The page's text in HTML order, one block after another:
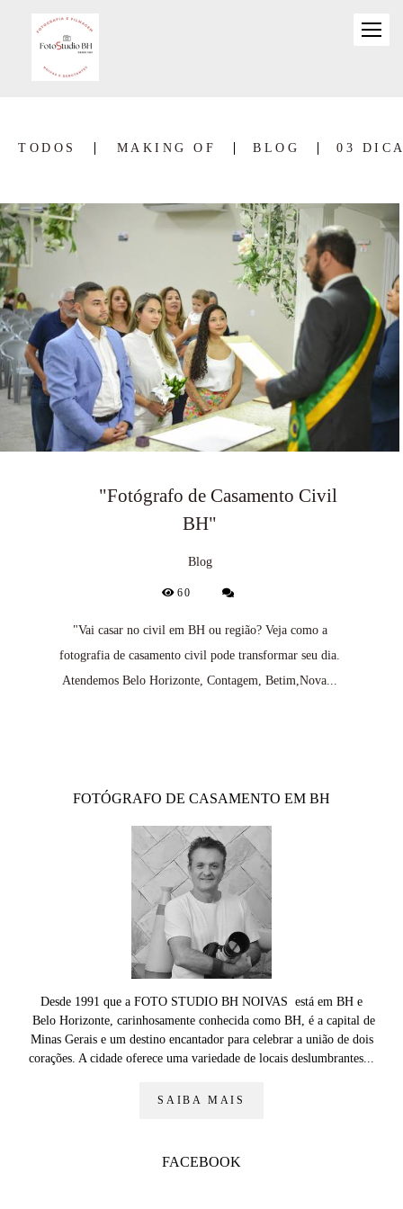
TODOS MAKING OF BLOG 03
"Fotógrafo de Casamento Civil
BH"
Blog
60
"Vai casar no civil em BH ou região? Veja como a
fotografia de casamento civil pode transformar seu dia.
Atendemos Belo Horizonte, Contagem, Betim,Nova...
FOTÓGRAFO DE CASAMENTO EM BH
Desde 1991 que a FOTO STUDIO BH NOIVAS está em BH e
Belo Horizonte, carinhosamente conhecida como BH, é a capital de
Minas Gerais e um destino encantador para celebrar a união de dois
corações. A cidade oferece uma variedade de locais deslumbrantes...
SAIBA MAIS
FACEBOOK